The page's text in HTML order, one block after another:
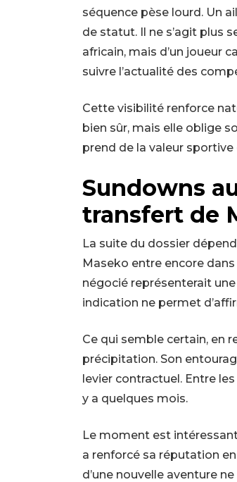
séquence pèse lourd. Un
de statut. Il ne s’agit plus
africain, mais d’un joueur
suivre l’actualité des
Cette visibilité renforce
bien sûr, mais elle oblige
prend de la valeur
Sundowns
transfert de
La suite du dossier
Maseko entre encore
négocié représenterait
indication ne permet
Ce qui semble certain, en
précipitation. Son
levier contractuel. Entre
y a quelques mois.
Le moment est intéressant
a renforcé sa réputation
d’une nouvelle aventure